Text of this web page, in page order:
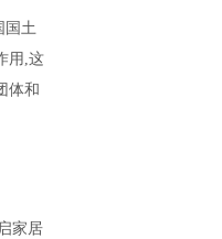
国土
用,这
体和
家居